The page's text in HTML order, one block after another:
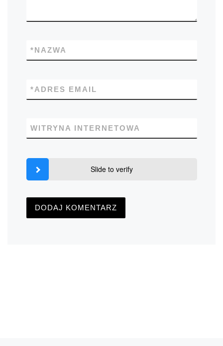
NAZWA
*
ADRES EMAIL
*
WITRYNA INTERNETOWA
Slide to verify